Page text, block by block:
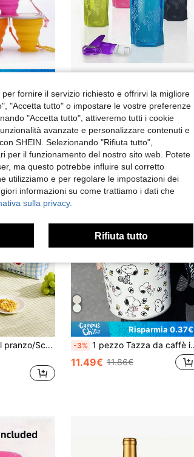
6 pezzi Tazze da viaggio pieghevoli in silicone con coperchi, set di tazze retrattili e riutilizzabili per campeggio, escursionismo, viaggio
Bottiglia d'acqua pieghevole, portatile, a tenuta stagna, per escursionismo e attività all'aperto
21 left
3.95€
Borsa termica per il pranzo/Schiscetta - Borsa termica impermeabile e isolante per il freddo con tracolla regolabile, adatta per lavoro, picnic o viaggio - Borsa termica morbida, unisex
Risparmia 0.37€
-3% 1 pezzo Tazza da caffè in acciaio inossidabile isolata sottovuoto da 380ml con Snoopy, tazza da auto carina, tazza portatile da esterno con cannuccia
11.49€ 11.86€
fornire il servizio richiesto e offrirvi la migliore
"Accetta tutto" o impostare le vostre preferenze
"Accetta tutto", attiveremo tutti i cookie
avanzate e personalizzare contenuti e
SHEIN. Selezionando "Rifiuta tutto",
per il funzionamento del nostro sito web. Potete
ma questo potrebbe influire sul corretto
utilizziamo e per regolare le impostazioni dei
informazioni su come trattiamo i dati che
sulla privacy.
Rifiuta tutto